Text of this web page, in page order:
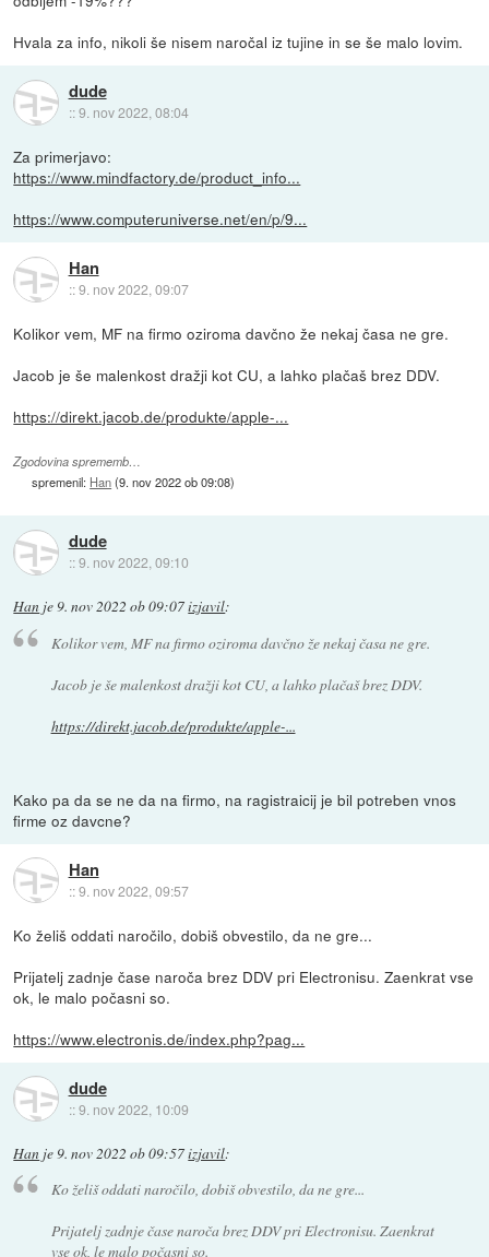
Hvala za info, nikoli še nisem naročal iz tujine in se še malo lovim.
dude
::9. nov 2022, 08:04
Za primerjavo:
https://www.mindfactory.de/product_info...
https://www.computeruniverse.net/en/p/9...
Han
::9. nov 2022, 09:07
Kolikor vem, MF na firmo oziroma davčno že nekaj časa ne gre.
Jacob je še malenkost dražji kot CU, a lahko plačaš brez DDV.
https://direkt.jacob.de/produkte/apple-...
Zgodovina sprememb…
spremenil: Han(9. nov 2022 ob 09:08)
dude
::9. nov 2022, 09:10
Han je9. nov 2022 ob 09:07izjavil:
Kolikor vem, MF na firmo oziroma davčno že nekaj časa ne gre.
Jacob je še malenkost dražji kot CU, a lahko plačaš brez DDV.
https://direkt.jacob.de/produkte/apple-...
Kako pa da se ne da na firmo, na ragistraicij je bil potreben vnos
firme oz davcne?
Han
::9. nov 2022, 09:57
Ko želiš oddati naročilo, dobiš obvestilo, da ne gre...
Prijatelj zadnje čase naroča brez DDV pri Electronisu. Zaenkrat vse
ok, le malo počasni so.
https://www.electronis.de/index.php?pag...
dude
::9. nov 2022, 10:09
Han je 9. nov 2022 ob 09:57izjavil:
Ko želiš oddati naročilo, dobiš obvestilo, da ne gre...
Prijatelj zadnje čase naroča brez DDV pri Electronisu. Zaenkrat
vse ok, le malo počasni so.